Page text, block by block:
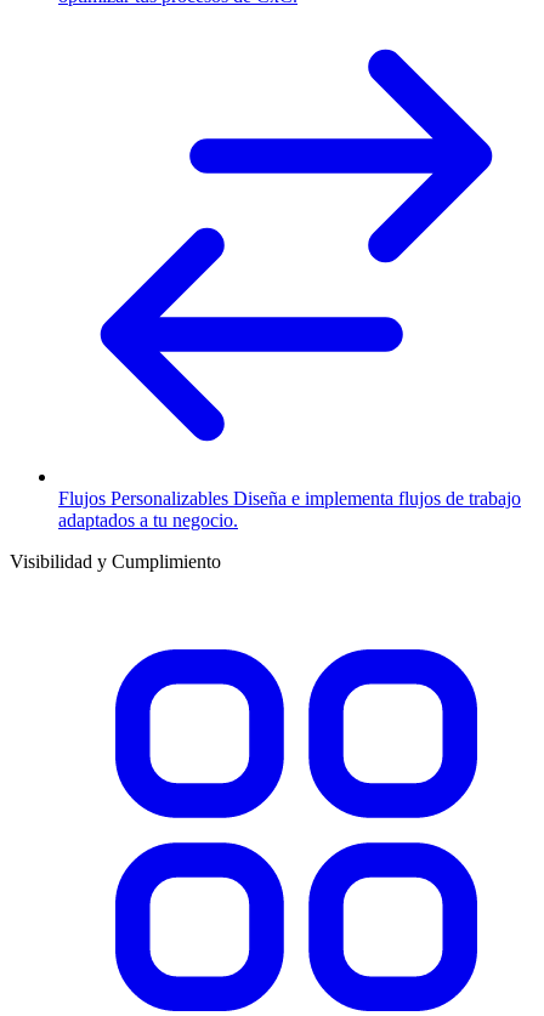
Flujos Personalizables Diseña e implementa flujos de trabajo
adaptados a tu negocio.
Visibilidad y Cumplimiento